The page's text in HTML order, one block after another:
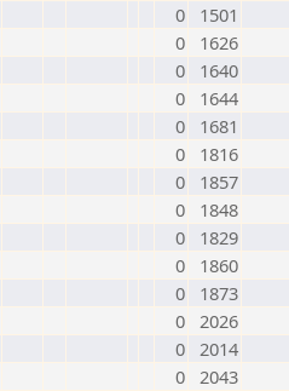
0
1501
0
1626
0
1640
0
1644
0
1681
0
1816
0
1857
0
1848
0
1829
0
1860
0
1873
0 2026
0 2014
0 2043